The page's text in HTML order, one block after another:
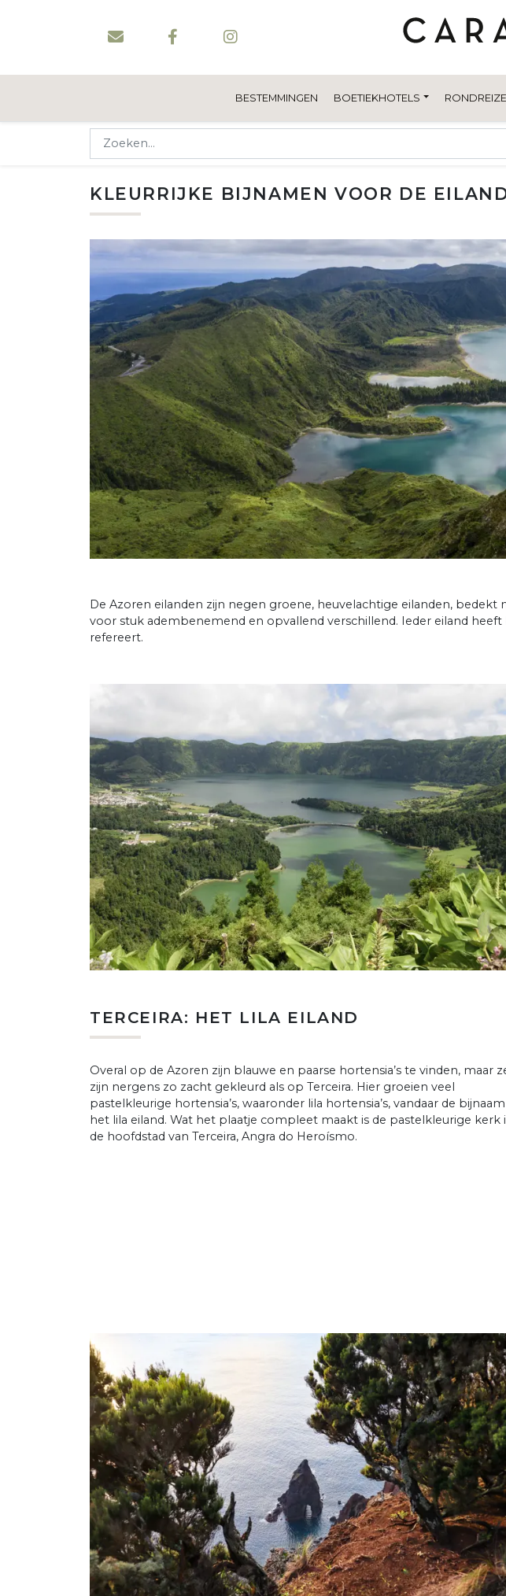
BESTEMMINGEN BOETIEKHOTELS
KLEURRIJKE BIJNAMEN VOOR DE
De Azoren eilanden zijn negen groene, heuvelachtige eilanden,
voor stuk adembenemend en opvallend verschillend. Ieder eiland
refereert.
TERCEIRA: HET LILA EILAND
Overal op de Azoren zijn blauwe en paarse hortensia’s te vinden, maar
zijn nergens zo zacht gekleurd als op Terceira. Hier groeien veel
pastelkleurige hortensia’s, waaronder lila hortensia’s, vandaar de bijnaam
het lila eiland. Wat het plaatje compleet maakt is de pastelkleurige kerk
de hoofdstad van Terceira, Angra do Heroísmo.